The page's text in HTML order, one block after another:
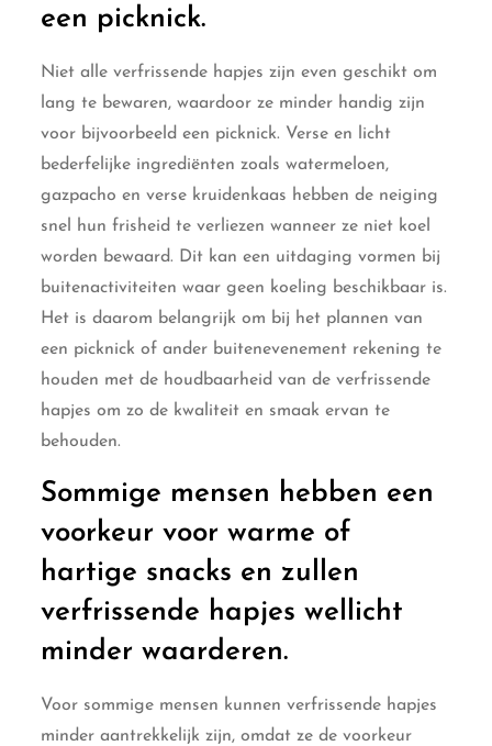
een picknick.
Niet alle verfrissende hapjes zijn even geschikt om
lang te bewaren, waardoor ze minder handig zijn
voor bijvoorbeeld een picknick. Verse en licht
bederfelijke ingrediënten zoals watermeloen,
gazpacho en verse kruidenkaas hebben de neiging
snel hun frisheid te verliezen wanneer ze niet koel
worden bewaard. Dit kan een uitdaging vormen bij
buitenactiviteiten waar geen koeling beschikbaar is.
Het is daarom belangrijk om bij het plannen van
een picknick of ander buitenevenement rekening te
houden met de houdbaarheid van de verfrissende
hapjes om zo de kwaliteit en smaak ervan te
behouden.
Sommige mensen hebben een
voorkeur voor warme of
hartige snacks en zullen
verfrissende hapjes wellicht
minder waarderen.
Voor sommige mensen kunnen verfrissende hapjes
minder aantrekkelijk zijn, omdat ze de voorkeur